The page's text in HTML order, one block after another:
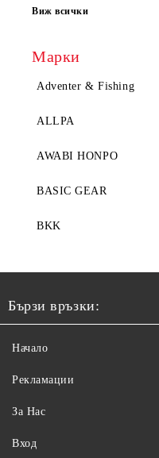
Виж всички
Марки
Adventer & Fishing
ALLPA
AWABI HONPO
BASIC GEAR
BKK
Бързи връзки:
Начало
Рекламации
За Нас
Вход